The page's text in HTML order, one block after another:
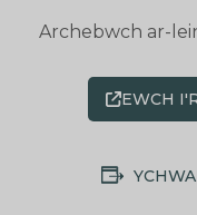
Archebwch ar-
EWCH